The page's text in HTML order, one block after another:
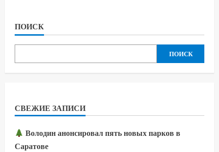
ПОИСК
ПОИСК
СВЕЖИЕ ЗАПИСИ
Володин анонсировал пять новых парков в
Саратове